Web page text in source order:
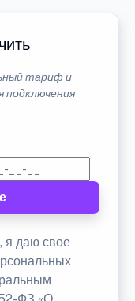
тариф и
подключения
я даю свое